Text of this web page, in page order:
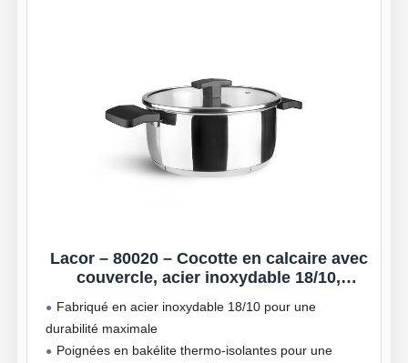
Lacor – 80020 – Cocotte en calcaire avec
couvercle, acier inoxydable 18/10,
diffuseur triple, ø20cm, 2.5L
Fabriqué en acier inoxydable 18/10 pour une
durabilité maximale
Poignées en bakélite thermo-isolantes pour une